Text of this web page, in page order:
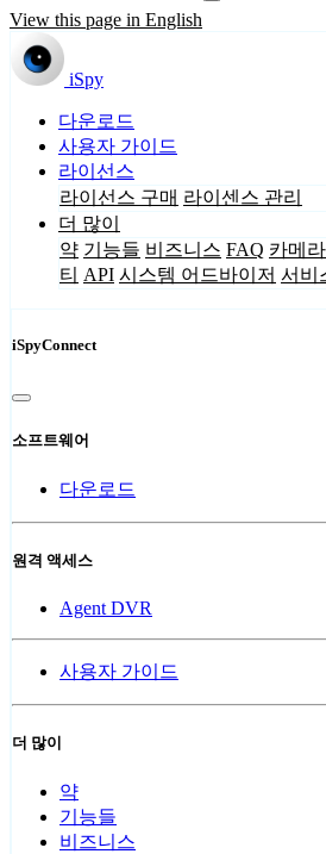
View this page in English
iSpy
다운로드
사용자 가이드
라이선스
라이선스 구매 라이센스 관리
더 많이
약 기능들 비즈니스 FAQ 카메
티 API 시스템 어드바이저 서비
iSpyConnect
소프트웨어
다운로드
원격 액세스
Agent DVR
사용자 가이드
더 많이
약
기능들
비즈니스